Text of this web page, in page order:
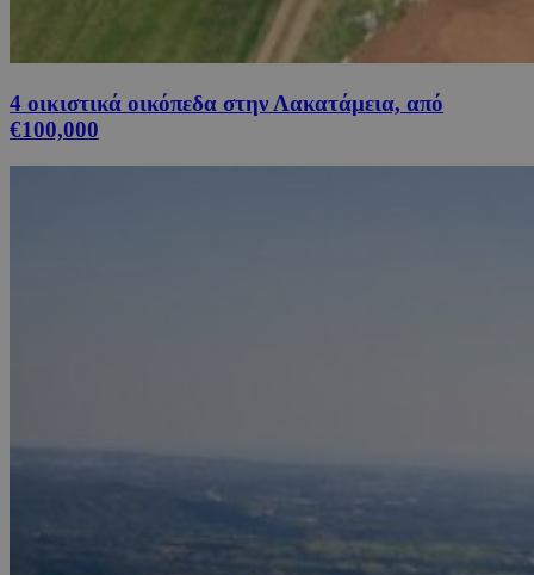
4 οικιστικά οικόπεδα στην Λακατάμεια, από
€100,000